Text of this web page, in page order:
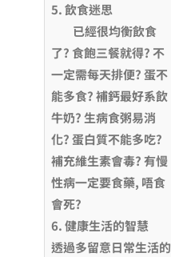
5. 飲食迷思
已經很均衡飲食
了? 食飽三餐就得? 不
一定需每天排便? 蛋不
能多食? 補鈣最好系飲
牛奶? 生病食粥易消
化? 蛋白質不能多吃?
補充維生素會毒? 有慢
性病一定要食藥, 唔食
會死?
6. 健康生活的智慧
透過多留意日常生活的